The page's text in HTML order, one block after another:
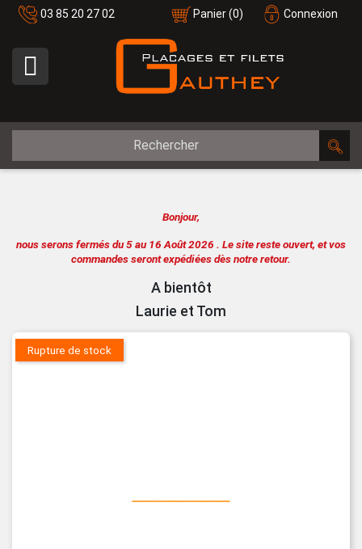
03 85 20 27 02 Connexion
Panier(0)

Bonjour,
nous serons fermés du 5 au 16 Août 2026 . Le site reste ouvert, et vos
commandes seront expédiées dès notre retour.
A bientôt
Laurie et Tom
Rupture de stock